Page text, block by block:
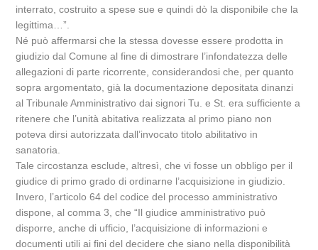
interrato, costruito a spese sue e quindi dò la disponibile che la
legittima…”.
Né può affermarsi che la stessa dovesse essere prodotta in
giudizio dal Comune al fine di dimostrare l’infondatezza delle
allegazioni di parte ricorrente, considerandosi che, per quanto
sopra argomentato, già la documentazione depositata dinanzi
al Tribunale Amministrativo dai signori Tu. e St. era sufficiente a
ritenere che l’unità abitativa realizzata al primo piano non
poteva dirsi autorizzata dall’invocato titolo abilitativo in
sanatoria.
Tale circostanza esclude, altresì, che vi fosse un obbligo per il
giudice di primo grado di ordinarne l’acquisizione in giudizio.
Invero, l’articolo 64 del codice del processo amministrativo
dispone, al comma 3, che “Il giudice amministrativo può
disporre, anche di ufficio, l’acquisizione di informazioni e
documenti utili ai fini del decidere che siano nella disponibilità